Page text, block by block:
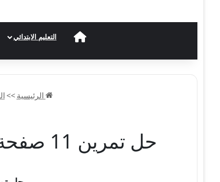
الرئيسيةالتعليم الابتدائي
الرئيسية >>
حل تمرين 11 صفحة 49 الفيزياء للسنة الثالثة متوسط – الجيل الثاني